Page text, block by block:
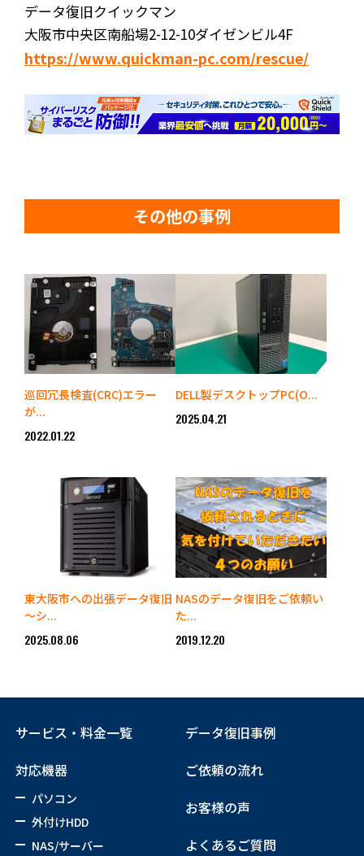
データ復旧クイックマン
大阪市中央区南船場2-12-10ダイゼンビル4F
https://www.quickman-pc.com/rescue/
その他の事例
巡回冗長検査(CRC)エラー
が...
2022.01.22
DELL製デスクトップPC(O...
2025.04.21
東大阪市への出張データ復旧
～シ...
2025.08.06
NASのデータ復旧をご依頼い
た...
2019.12.20
サービス・料金一覧
対応機器
パソコン
外付けHDD
NAS/サーバー
データ復旧事例
ご依頼の流れ
お客様の声
よくあるご質問